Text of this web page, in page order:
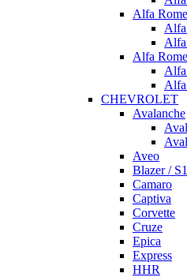
Alfa
Alfa
CHEVROLET
Avalanche
Aveo
Blazer /
Camaro
Captiva
Corvette
Cruze
Epica
Express
HHR